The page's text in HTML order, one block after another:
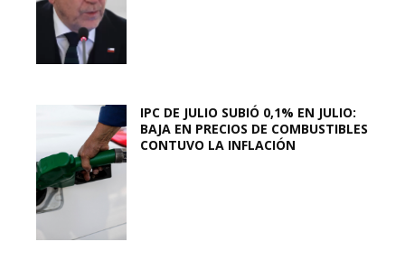
IPC DE JULIO SUBIÓ 0,1% EN JULIO:
BAJA EN PRECIOS DE COMBUSTIBLES
CONTUVO LA INFLACIÓN